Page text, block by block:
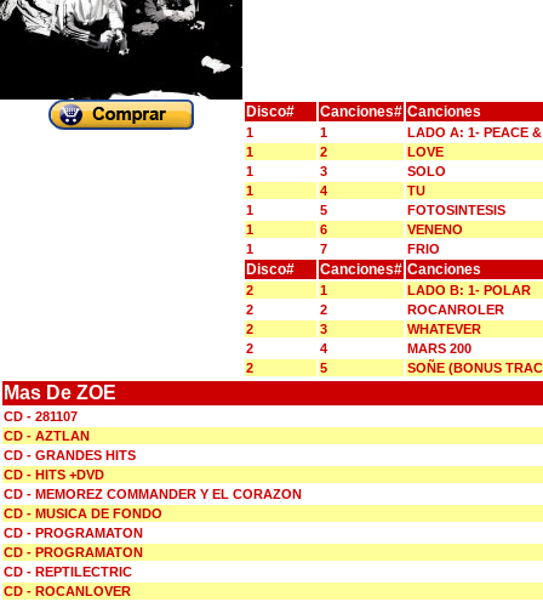
Disco# Canciones# Canciones
1 1
LADO A: 1- PEACE
1
2
LOVE
1
3
SOLO
1
4
TU
1
5
FOTOSINTESIS
1
6
VENENO
1
7 FRIO
Disco# Canciones# Canciones
2 1
LADO B: 1- POLAR
2
2
ROCANROLER
2
3
WHATEVER
2
4
MARS 200
2
5 SOÑE (BONUS
Mas De ZOE
CD - 281107
CD - AZTLAN
CD - GRANDES HITS
CD - HITS +DVD
CD - MEMOREZ COMMANDER Y EL CORAZON
CD - MUSICA DE FONDO
CD - PROGRAMATON
CD - PROGRAMATON
CD - REPTILECTRIC
CD - ROCANLOVER